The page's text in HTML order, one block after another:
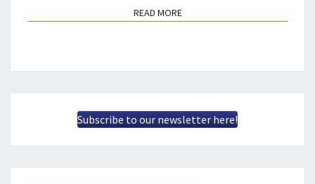
READ MORE
READ MORE
Subscribe to our newsletter here!